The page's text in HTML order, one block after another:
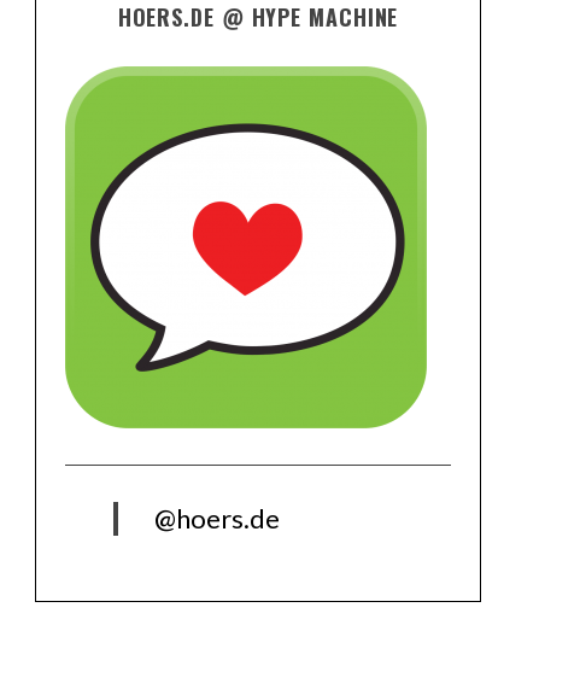
HOERS.DE @ HYPE MACHINE
@hoers.de